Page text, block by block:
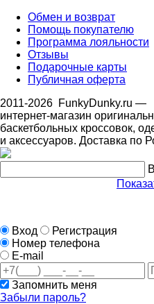
Обмен и возврат
Помощь покупателю
Программа лояльности
Отзывы
Подарочные карты
Публичная оферта
2011-2026 FunkyDunky.ru —
интернет-магазин
баскетбольных кроссовок,
и аксессуаров. Доставка по
Вход
Регистрация
Номер телефона
E-mail
Запомнить меня
Забыли пароль?